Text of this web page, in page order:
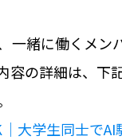
一緒に働くメン
容の詳細は、下
大学生同士でAI